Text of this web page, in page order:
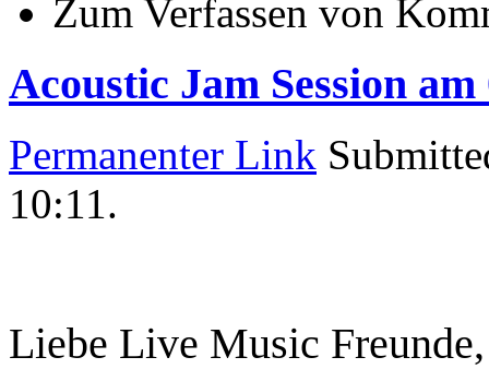
Zum Verfassen von
Acoustic Jam Session
Permanenter Link
10:11.
Liebe Live Music Freunde,